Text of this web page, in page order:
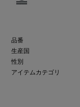
品番
生産国
性別
アイテムカテゴリ